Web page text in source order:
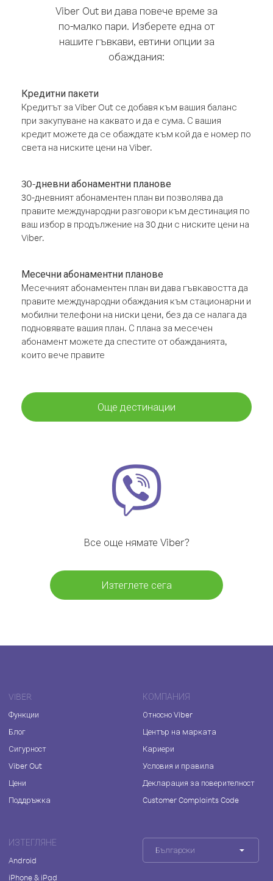
Viber Out ви дава повече време за
по-малко пари. Изберете една от
нашите гъвкави, евтини опции за
обаждания:
Кредитни пакети
Кредитът за Viber Out се добавя към вашия баланс
при закупуване на каквато и да е сума. С вашия
кредит можете да се обаждате към кой да е номер по
света на ниските цени на Viber.
30-дневни абонаментни планове
30-дневният абонаментен план ви позволява да
правите международни разговори към дестинация по
ваш избор в продължение на 30 дни с ниските цени на
Viber.
Месечни абонаментни планове
Месечният абонаментен план ви дава гъвкавостта да
правите международни обаждания към стационарни и
мобилни телефони на ниски цени, без да се налага да
подновявате вашия план. С плана за месечен
абонамент можете да спестите от обажданията,
които вече правите
Още дестинации
Все още нямате Viber?
Изтеглете сега
VIBER
Функции
Блог
Сигурност
Viber Out
Цени
Поддръжка
КОМПАНИЯ
Относно Viber
Център на марката
Кариери
Условия и правила
Декларация за поверителност
Customer Complaints Code
ИЗТЕГЛЯНЕ
Android
iPhone & iPad
Български